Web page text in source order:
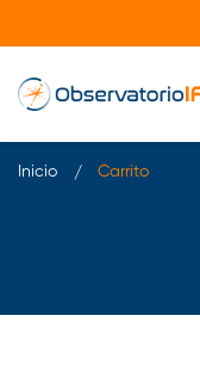
Inicio Carrito